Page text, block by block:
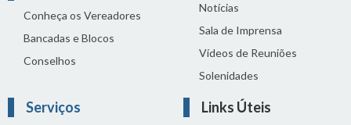
Conheça os Vereadores
Bancadas e Blocos
Conselhos
Notícias
Sala de Imprensa
Vídeos de Reuniões
Solenidades
Serviços Links Úteis